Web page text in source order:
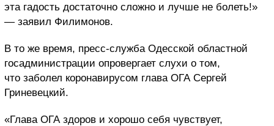
эта гадость достаточно сложно и лучше не болеть!»
— заявил Филимонов.
В то же время, пресс-служба Одесской областной
госадминистрации опровергает слухи о том,
что заболел коронавирусом глава ОГА Сергей
Гриневецкий.
«Глава ОГА здоров и хорошо себя чувствует,